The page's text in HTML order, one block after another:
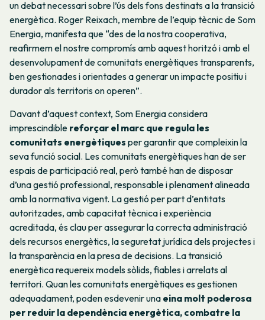
un debat necessari sobre l’ús dels fons destinats a la transició
energètica. Roger Reixach, membre de l’equip tècnic de Som
Energia, manifesta que “des de la nostra cooperativa,
reafirmem el nostre compromís amb aquest horitzó i amb el
desenvolupament de comunitats energètiques transparents,
ben gestionades i orientades a generar un impacte positiu i
durador als territoris on operen”.
Davant d’aquest context, Som Energia considera
imprescindible reforçar el marc que regula les
comunitats energètiques per garantir que compleixin la
seva funció social. Les comunitats energètiques han de ser
espais de participació real, però també han de disposar
d’una gestió professional, responsable i plenament alineada
amb la normativa vigent. La gestió per part d’entitats
autoritzades, amb capacitat tècnica i experiència
acreditada, és clau per assegurar la correcta administració
dels recursos energètics, la seguretat jurídica dels projectes i
la transparència en la presa de decisions. La transició
energètica requereix models sòlids, fiables i arrelats al
territori. Quan les comunitats energètiques es gestionen
adequadament, poden esdevenir una eina molt poderosa
per reduir la dependència energètica, combatre la